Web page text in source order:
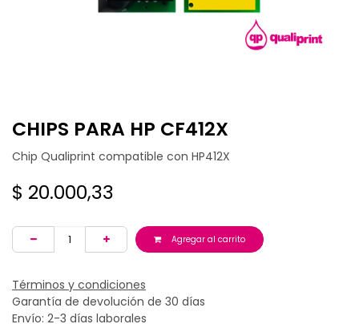
CHIPS PARA HP CF412X
Chip Qualiprint compatible con HP412X
$ 20.000,33
Agregar al carrito
Términos y condiciones
Garantía de devolución de 30 días
Envío: 2-3 días laborales